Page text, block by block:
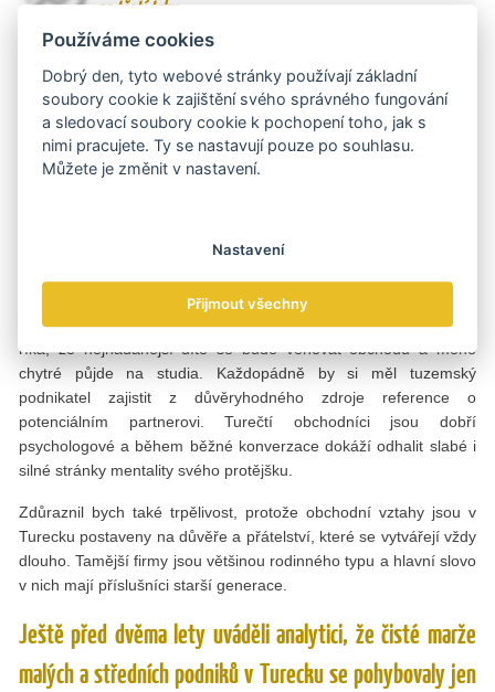
na třetí trhy.
Turecké úřady jsou při udělování víz pružnější?
Víza udělujeme již elektronicky a v řádu několika dnů.
Turky předchází pověst zdatných obchodníků. S čím by
Zatímco Češi jsou v obchodním styku rezervovanější, my jsme
bezprostřednější a kreativnější. U nás se s trochou nadsázky
říká, že nejnadanější dítě se bude věnovat obchodu a méně
chytré půjde na studia. Každopádně by si měl tuzemský
podnikatel zajistit z důvěryhodného zdroje reference o
potenciálním partnerovi. Turečtí obchodníci jsou dobří
psychologové a během běžné konverzace dokáží odhalit slabé i
silné stránky mentality svého protějšku.
Zdůraznil bych také trpělivost, protože obchodní vztahy jsou v
Turecku postaveny na důvěře a přátelství, které se vytvářejí vždy
dlouho. Tamější firmy jsou většinou rodinného typu a hlavní slovo
v nich mají příslušníci starší generace.
Ještě před dvěma lety uváděli analytici, že čisté marže
malých a středních podniků v Turecku se pohybovaly jen
Používáme cookies
Dobrý den, tyto webové stránky používají základní
soubory cookie k zajištění svého správného fungování
a sledovací soubory cookie k pochopení toho, jak s
nimi pracujete. Ty se nastavují pouze po souhlasu.
Můžete je změnit v nastavení.
Nastavení
Přijmout všechny